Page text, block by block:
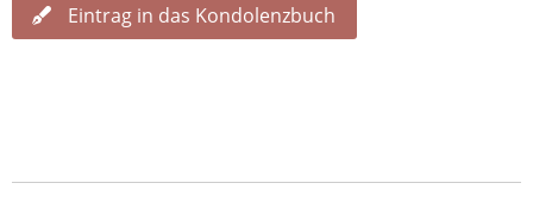
Eintrag in das Kondolenzbuch